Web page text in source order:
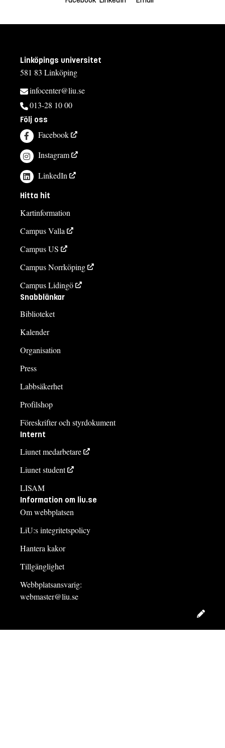
Linköpings universitet
581 83 Linköping
infocenter@liu.se
013-28 10 00
Följ oss
Facebook
Instagram
LinkedIn
Hitta hit
Kartinformation
Campus Valla
Campus US
Campus Norrköping
Campus Lidingö
Snabblänkar
Biblioteket
Kalender
Organisation
Press
Labbsäkerhet
Profilshop
Föreskrifter och styrdokument
Internt
Liunet medarbetare
Liunet student
LISAM
Information om liu.se
Om webbplatsen
LiU:s integritetspolicy
Hantera kakor
Tillgänglighet
Webbplatsansvarig:
webmaster@liu.se